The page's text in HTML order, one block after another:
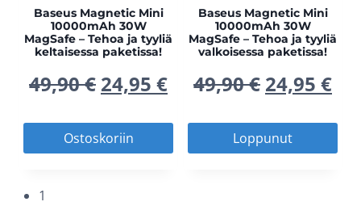
Baseus Magnetic Mini
10000mAh 30W
MagSafe – Tehoa ja tyyliä
keltaisessa paketissa!
49,90€ Alkuperäinen
hinta
oli:
24,95 €Nykyinen
hinta
on:
Ostoskoriin
Baseus Magnetic Mini
10000mAh 30W
MagSafe – Tehoa ja tyyliä
valkoisessa paketissa!
49,90€
hinta
oli:
24,95 €
on:
Loppunut
1